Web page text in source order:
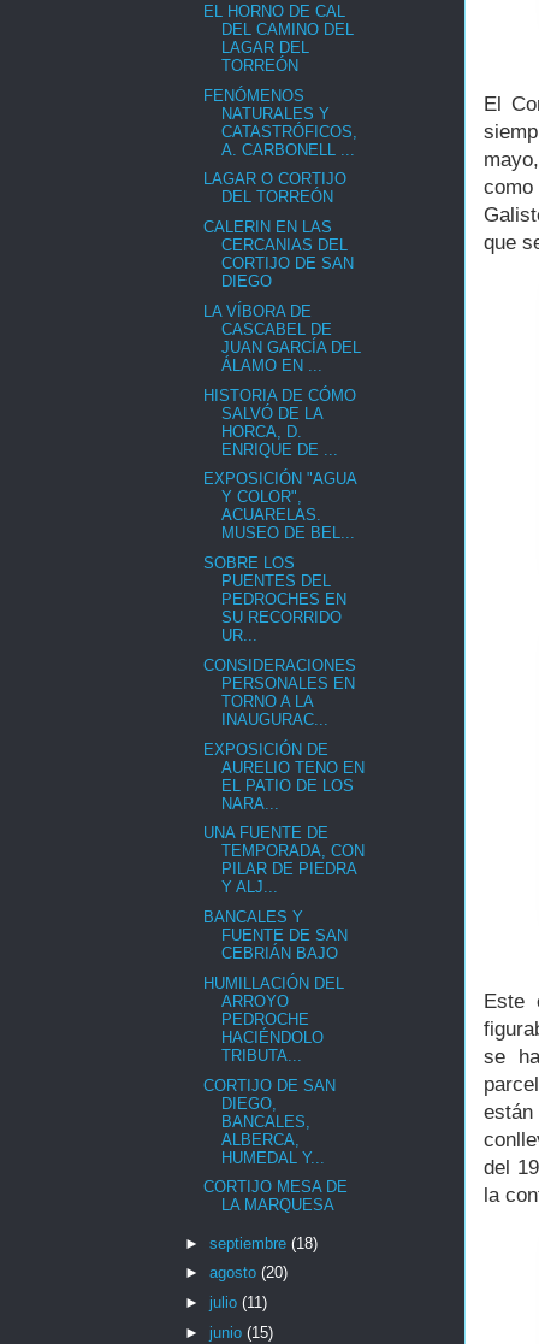
El
que
Este
se
del
la
EL HORNO DE CAL
DEL CAMINO DEL
LAGAR DEL
TORREÓN
FENÓMENOS
NATURALES Y
CATASTRÓFICOS,
A. CARBONELL ...
LAGAR O CORTIJO
DEL TORREÓN
CALERIN EN LAS
CERCANIAS DEL
CORTIJO DE SAN
DIEGO
LA VÍBORA DE
CASCABEL DE
JUAN GARCÍA DEL
ÁLAMO EN ...
HISTORIA DE CÓMO
SALVÓ DE LA
HORCA, D.
ENRIQUE DE ...
EXPOSICIÓN "AGUA
Y COLOR",
ACUARELAS.
MUSEO DE BEL...
SOBRE LOS
PUENTES DEL
PEDROCHES EN
SU RECORRIDO
UR...
CONSIDERACIONES
PERSONALES EN
TORNO A LA
INAUGURAC...
EXPOSICIÓN DE
AURELIO TENO EN
EL PATIO DE LOS
NARA...
UNA FUENTE DE
TEMPORADA, CON
PILAR DE PIEDRA
Y ALJ...
BANCALES Y
FUENTE DE SAN
CEBRIÁN BAJO
HUMILLACIÓN DEL
ARROYO
PEDROCHE
HACIÉNDOLO
TRIBUTA...
CORTIJO DE SAN
DIEGO,
BANCALES,
ALBERCA,
HUMEDAL Y...
CORTIJO MESA DE
LA MARQUESA
► septiembre (18)
► agosto (20)
► julio (11)
► junio (15)